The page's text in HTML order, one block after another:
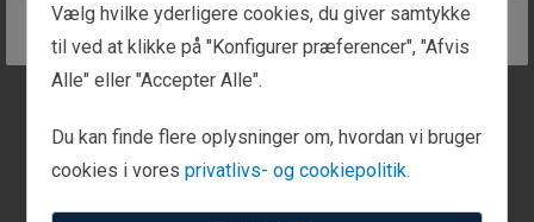
et større samlet omfang end nogen anden
klummeskribent – inden for noget område –
nogensinde. Han optræder også regelmæssigt i
Fox News, Fox Business, Sky News (Storbritannien
og Australien), BNN Bloomberg (Canada), CNN
Vælg hvilke yderligere cookies, du giver samtykke
til ved at klikke på "Konfigurer præferencer", "Afvis
Alle" eller "Accepter Alle".
Du kan finde flere oplysninger om, hvordan vi bruger
cookies i vores privatlivs- og cookiepolitik.